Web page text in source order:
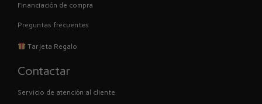
Financiación de compra
Preguntas frecuentes
Tarjeta Regalo
Contactar
Servicio de atención al cliente